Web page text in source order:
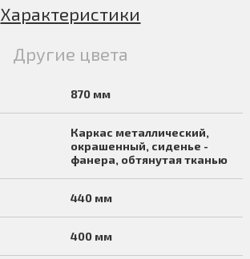
Характеристики
Другие цвета
870 мм
Каркас металлический,
окрашенный, сиденье -
фанера, обтянутая тканью
440 мм
400 мм